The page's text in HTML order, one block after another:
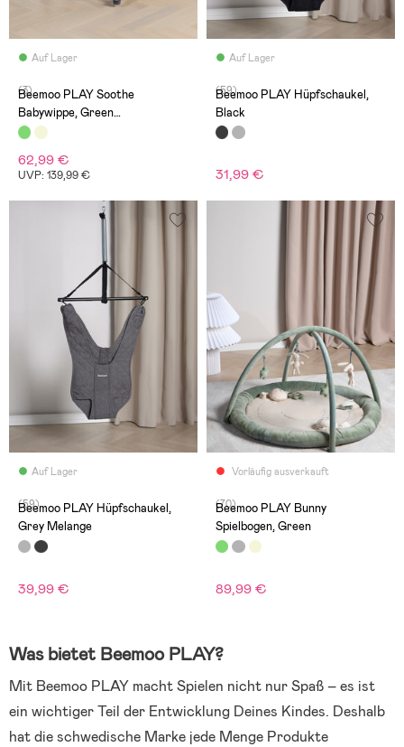
Auf Lager
(3)
Beemoo PLAY Soothe
Babywippe, Green
Melange/Nature
62,99 €
UVP: 139,99 €
Auf Lager
(59)
Beemoo PLAY Hüpfschaukel,
Black
31,99 €
Auf Lager
(59)
Beemoo PLAY Hüpfschaukel,
Grey Melange
39,99 €
Vorläufig ausverkauft
(70)
Beemoo PLAY Bunny
Spielbogen, Green
89,99 €
Was bietet Beemoo PLAY?
Mit Beemoo PLAY macht Spielen nicht nur Spaß – es ist
ein wichtiger Teil der Entwicklung Deines Kindes. Deshalb
hat die schwedische Marke jede Menge Produkte